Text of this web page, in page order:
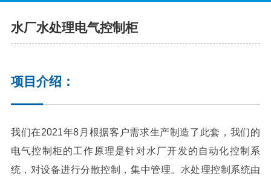
水厂水处理电气控制柜
项目介绍：
我们在2021 年8 月根据客户需求生产制造了此套
，我们的
电气控制柜的工作原理是针对水厂开发的自动化控制系
统，对设备进行分散控制，集中管理。水处理控制系统由